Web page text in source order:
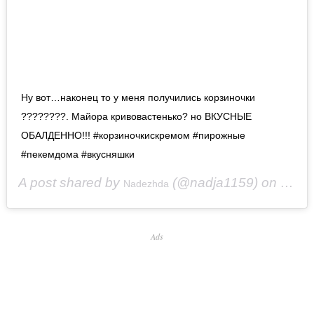
Ну вот…наконец то у меня получились корзиночки
????????. Майора кривовастенько? но ВКУСНЫЕ
ОБАЛДЕННО!!! #корзиночкискремом #пирожные
#пекемдома #вкусняшки
A post shared by Nadezhda (@nadja1159) on Nov
Ads